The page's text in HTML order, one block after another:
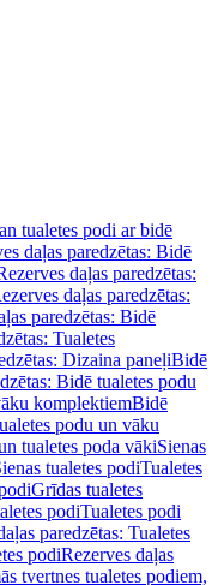
tualetes podi ar bidē
daļas paredzētas: Bidē
daļas paredzētas:
daļas paredzētas:
paredzētas: Bidē
Tualetes
Dizaina paneļiBidē
Bidē tualetes podu
komplektiemBidē
podu un vāku
tualetes poda vākiSienas
tualetes podiTualetes
Grīdas tualetes
podiTualetes podi
paredzētas: Tualetes
podiRezerves daļas
tvertnes tualetes podiem,